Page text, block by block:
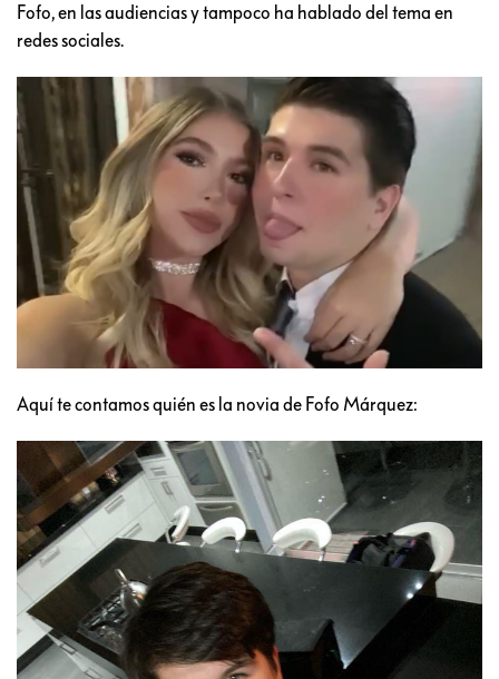
Fofo, en las audiencias y tampoco ha hablado del tema en
redes sociales.
Aquí te contamos quién es la novia de Fofo Márquez: